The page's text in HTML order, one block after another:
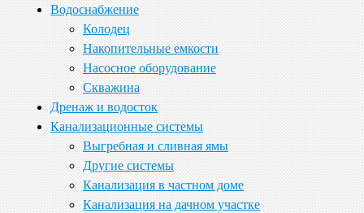
Водоснабжение
Колодец
Накопительные емкости
Насосное оборудование
Скважина
Дренаж и водосток
Канализационные системы
Выгребная и сливная ямы
Другие системы
Канализация в частном доме
Канализация на дачном участке